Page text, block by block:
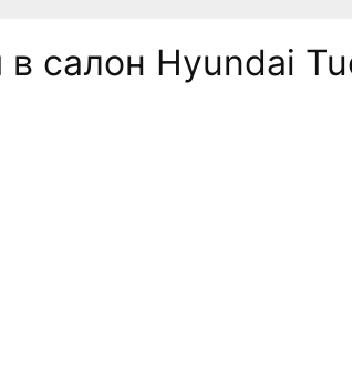
салон Hyundai